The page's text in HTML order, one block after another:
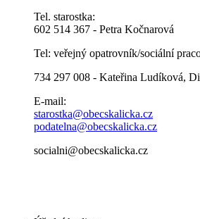
Tel. starostka:
602 514 367 - Petra Kočnarová
Tel: veřejný opatrovník/sociální
734 297 008 - Kateřina Ludíková,
E-mail:
starostka@obecskalicka.cz
podatelna@obecskalicka.cz
socialni@obecskalicka.cz